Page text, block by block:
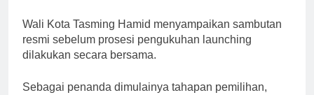
Wali Kota Tasming Hamid menyampaikan sambutan
resmi sebelum prosesi pengukuhan launching
dilakukan secara bersama.
Sebagai penanda dimulainya tahapan pemilihan,